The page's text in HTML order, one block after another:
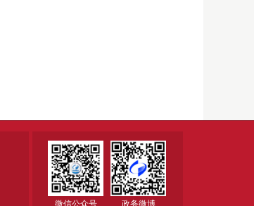
微信公众号 政务微博